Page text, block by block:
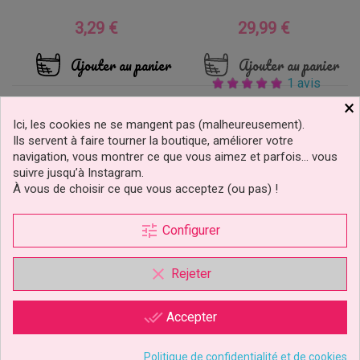
Prix
3,29 €
Ajouter au panier
Prix
29,99 €
Ajouter au panier
1 avis
Boîte À Gâteaux Wilton À
Hauteur Réglable – 5
Tailles...
déclinaisons
PopCorn Jetable Cercueil
Wilton
×
Ici, les cookies ne se mangent pas (malheureusement).
Ils servent à faire tourner la boutique, améliorer votre
navigation, vous montrer ce que vous aimez et parfois… vous
suivre jusqu’à Instagram.
À vous de choisir ce que vous acceptez (ou pas) !
tune Configurer
clear Rejeter
done_all Accepter
Politique de confidentialité et de cookies